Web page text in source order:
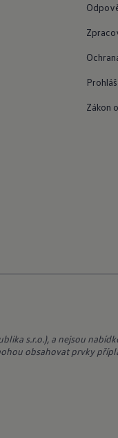
Zákon
s.r.o.), a nejsou
obsahovat prvky